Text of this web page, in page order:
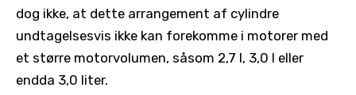
dog ikke, at dette arrangement af cylindre
undtagelsesvis ikke kan forekomme i motorer med
et større motorvolumen, såsom 2,7 l, 3,0 l eller
endda 3,0 liter.